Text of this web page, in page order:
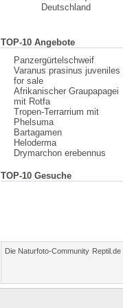
Deutschland
TOP-10 Angebote
Panzergürtelschweif
Varanus prasinus juveniles
for sale
Afrikanischer Graupapagei
mit Rotfa
Tropen-Terrarrium mit
Phelsuma
Bartagamen
Heloderma
Drymarchon erebennus
TOP-10 Gesuche
Die Naturfoto-Community Reptil.de